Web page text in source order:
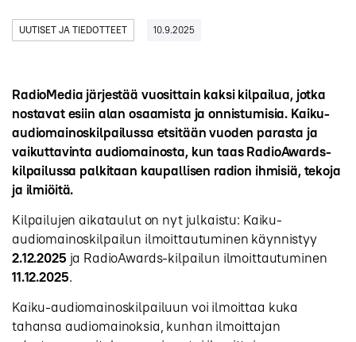
UUTISET JA TIEDOTTEET 10.9.2025
RadioMedia järjestää vuosittain kaksi kilpailua, jotka
nostavat esiin alan osaamista ja onnistumisia. Kaiku-
audiomainoskilpailussa etsitään vuoden parasta ja
vaikuttavinta audiomainosta, kun taas RadioAwards-
kilpailussa palkitaan kaupallisen radion ihmisiä, tekoja
ja ilmiöitä.
Kilpailujen aikataulut on nyt julkaistu: Kaiku-
audiomainoskilpailun ilmoittautuminen käynnistyy
2.12.2025 ja RadioAwards-kilpailun ilmoittautuminen
11.12.2025.
Kaiku-audiomainoskilpailuun voi ilmoittaa kuka
tahansa audiomainoksia, kunhan ilmoittajan